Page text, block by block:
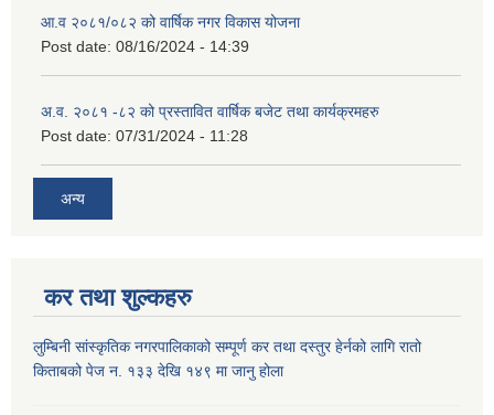
आ.व २०८१/०८२ को वार्षिक नगर विकास योजना
Post date: 08/16/2024 - 14:39
अ.व. २०८१ -८२ को प्रस्तावित वार्षिक बजेट तथा कार्यक्रमहरु
Post date: 07/31/2024 - 11:28
अन्य
कर तथा शुल्कहरु
लुम्बिनी सांस्कृतिक नगरपालिकाको सम्पूर्ण कर तथा दस्तुर हेर्नको लागि रातो
किताबको पेज न. १३३ देखि १४९ मा जानु होला